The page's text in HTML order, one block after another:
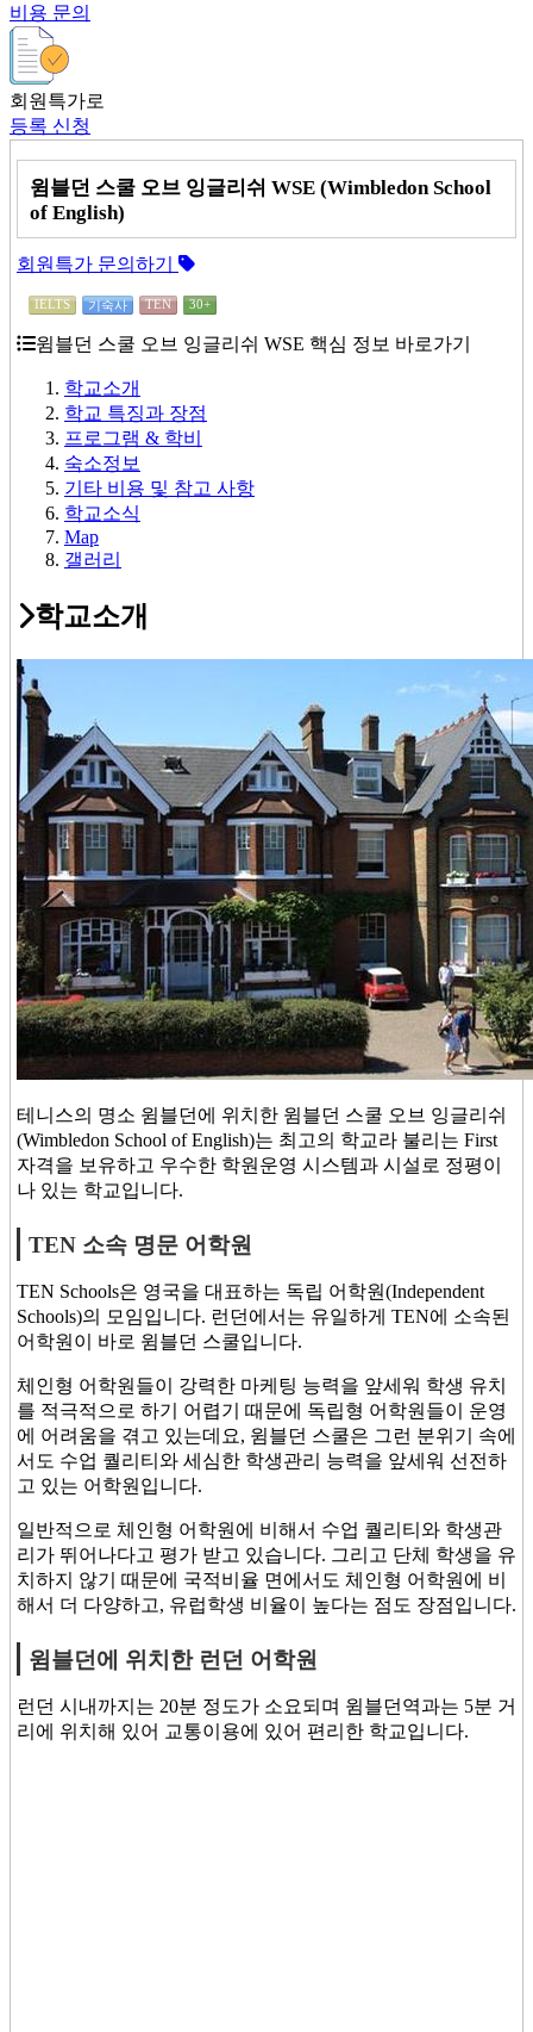
비용 문의
회원특가로
등록 신청
윔블던 스쿨 오브 잉글리쉬 WSE (Wimbledon School
of English)
회원특가 문의하기
IELTS 기숙사 TEN 30+
윔블던 스쿨 오브 잉글리쉬 WSE 핵심 정보 바로가기
학교소개
학교 특징과 장점
프로그램 & 학비
숙소정보
기타 비용 및 참고 사항
학교소식
Map
갤러리
학교소개
테니스의 명소 윔블던에 위치한 윔블던 스쿨 오브 잉글리쉬
(Wimbledon School of English)는 최고의 학교라 불리는 First
자격을 보유하고 우수한 학원운영 시스템과 시설로 정평이
나 있는 학교입니다.
TEN 소속 명문 어학원
TEN Schools은 영국을 대표하는 독립 어학원(Independent
Schools)의 모임입니다. 런던에서는 유일하게 TEN에 소속된
어학원이 바로 윔블던 스쿨입니다.
체인형 어학원들이 강력한 마케팅 능력을 앞세워 학생 유치
를 적극적으로 하기 어렵기 때문에 독립형 어학원들이 운영
에 어려움을 겪고 있는데요, 윔블던 스쿨은 그런 분위기 속에
서도 수업 퀄리티와 세심한 학생관리 능력을 앞세워 선전하
고 있는 어학원입니다.
일반적으로 체인형 어학원에 비해서 수업 퀄리티와 학생관
리가 뛰어나다고 평가 받고 있습니다. 그리고 단체 학생을 유
치하지 않기 때문에 국적비율 면에서도 체인형 어학원에 비
해서 더 다양하고, 유럽학생 비율이 높다는 점도 장점입니다.
윔블던에 위치한 런던 어학원
런던 시내까지는 20분 정도가 소요되며 윔블던역과는 5분 거
리에 위치해 있어 교통이용에 있어 편리한 학교입니다.